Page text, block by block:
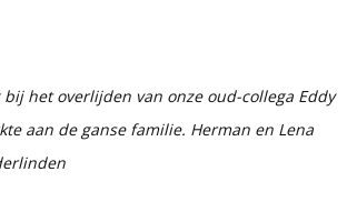
het overlijden van onze oud-collega Eddy
aan de ganse familie. Herman en Lena